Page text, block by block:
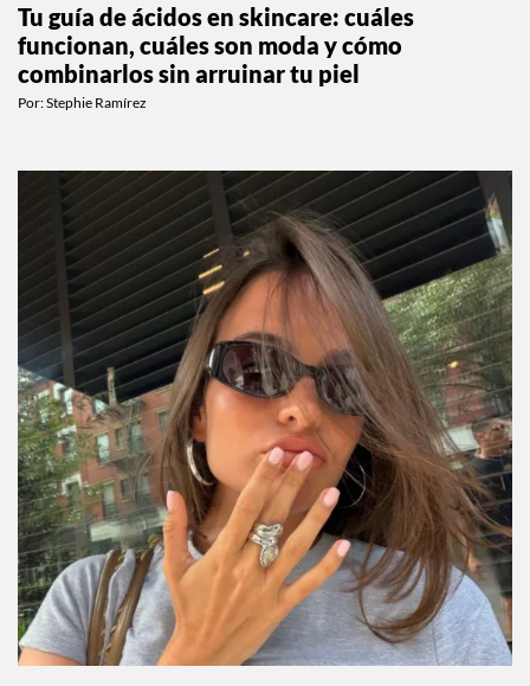
Tu guía de ácidos en skincare: cuáles
funcionan, cuáles son moda y cómo
combinarlos sin arruinar tu piel
Por:Stephie Ramírez